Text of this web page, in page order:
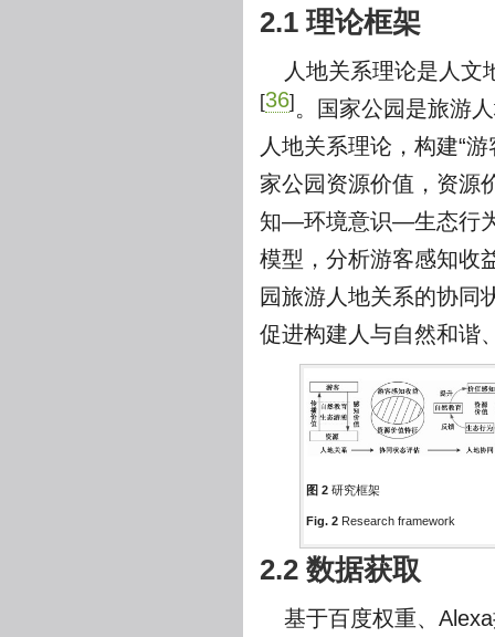
2.1 理论框架
人地关系理论是人文
[36] 。国家公园是旅游
人地关系理论，构建“
家公园资源价值，资源
知—环境意识—生态行
模型，分析游客感知收
园旅游人地关系的协同
促进构建人与自然和谐
图 2 研究框架
Fig. 2 Research framework
2.2 数据获取
基于百度权重、